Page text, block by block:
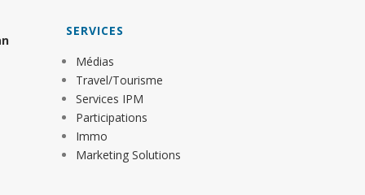
SERVICES
Médias
Travel/Tourisme
Services IPM
Participations
Immo
Marketing Solutions